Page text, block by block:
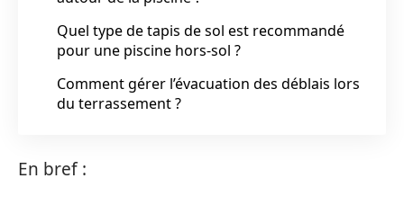
Quel type de tapis de sol est recommandé
pour une piscine hors-sol ?
Comment gérer l’évacuation des déblais lors
du terrassement ?
En bref :